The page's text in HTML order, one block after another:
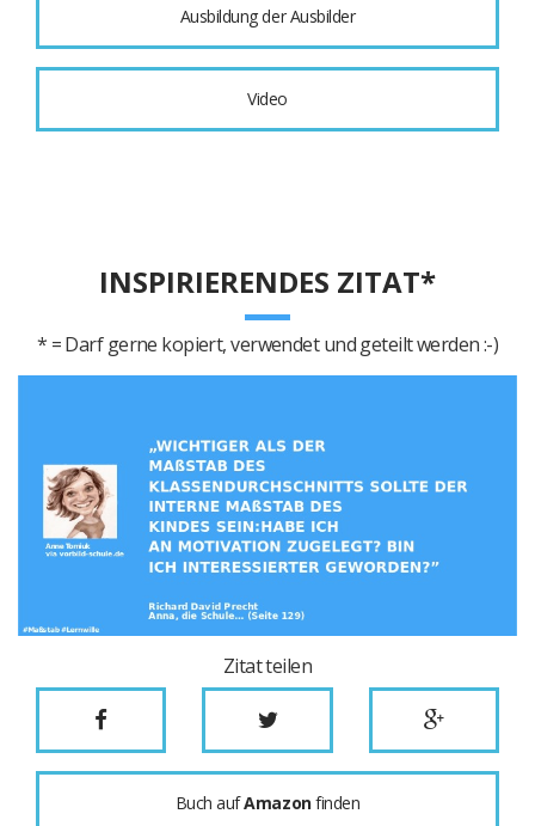
Ausbildung der Ausbilder
Video
INSPIRIERENDES ZITAT*
* = Darf gerne kopiert, verwendet und geteilt werden :-)
Zitat teilen
Buch aufAmazonfinden